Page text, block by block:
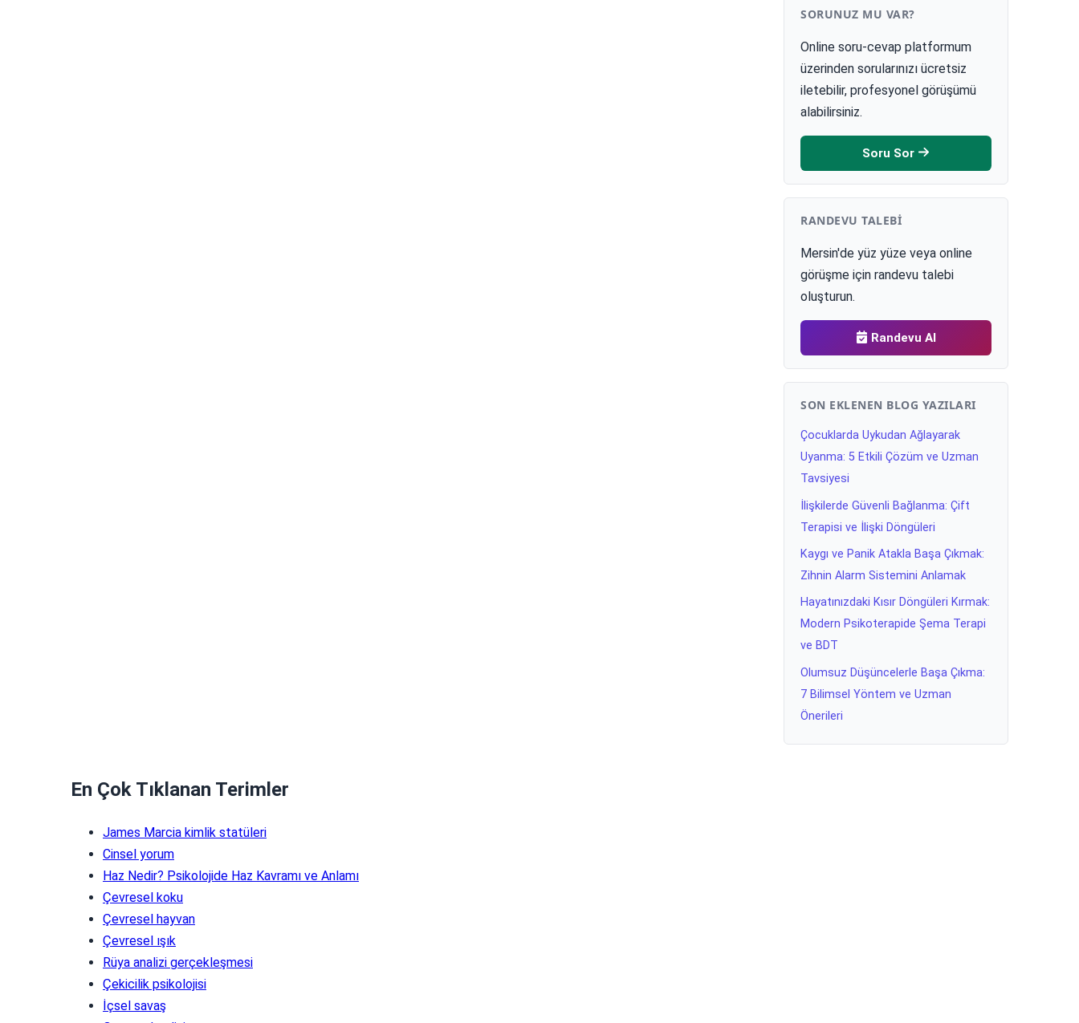
SORUNUZ MU VAR?
Online soru-cevap platformum
üzerinden sorularınızı ücretsiz
iletebilir, profesyonel görüşümü
alabilirsiniz.
Soru Sor
RANDEVU TALEBI
Mersin'de yüz yüze veya online
görüşme için randevu talebi
oluşturun.
Randevu Al
SON EKLENEN BLOG YAZILARI
Çocuklarda Uykudan Ağlayarak
Uyanma: 5 Etkili Çözüm ve Uzman
Tavsiyesi
İlişkilerde Güvenli Bağlanma: Çift
Terapisi ve İlişki Döngüleri
Kaygı ve Panik Atakla Başa Çıkmak:
Zihnin Alarm Sistemini Anlamak
Hayatınızdaki Kısır Döngüleri Kırmak:
Modern Psikoterapide Şema Terapi
ve BDT
Olumsuz Düşüncelerle Başa Çıkma:
7 Bilimsel Yöntem ve Uzman
Önerileri
En Çok Tıklanan Terimler
James Marcia kimlik statüleri
Cinsel yorum
Haz Nedir? Psikolojide Haz Kavramı ve Anlamı
Çevresel koku
Çevresel hayvan
Çevresel ışık
Rüya analizi gerçekleşmesi
Çekicilik psikolojisi
İçsel savaş